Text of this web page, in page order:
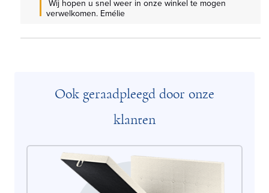
verwelkomen. Emélie
Ook geraadpleegd door onze
klanten